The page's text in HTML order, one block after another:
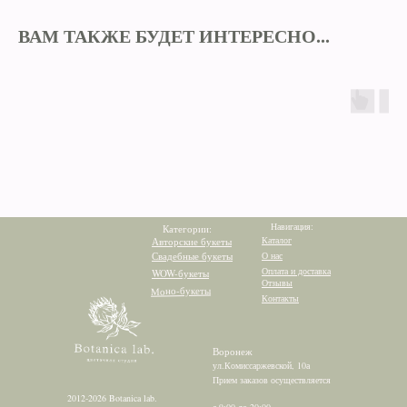
ВАМ ТАКЖЕ БУДЕТ ИНТЕРЕСНО...
2012-2026 Botanica lab.
Контакты
Отзывы
Оплата и доставка
О нас
Каталог
Навигация:
Категории:
Моно-букеты
WOW-букеты
Свадебные букеты
Авторские букеты
Прием заказов осуществляется
ул.Комиссаржевской, 10а
Воронеж